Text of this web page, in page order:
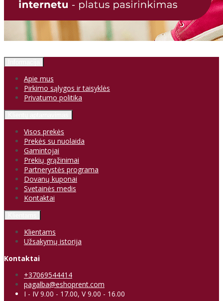
Apie mus
Pirkimo sąlygos ir taisyklės
Privatumo politika
Visos prekės
Prekės su nuolaida
Gamintojai
Prekių grąžinimai
Partnerystės programa
Dovanų kuponai
Svetainės medis
Kontaktai
Klientams
Užsakymų istorija
Kontaktai
+37069544414
pagalba@eshoprent.com
I - IV 9.00 - 17.00, V 9.00 - 16.00